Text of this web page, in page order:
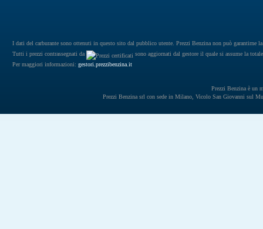
I dati del carburante sono ottenuti in questo sito dal pubblico utente. Prezzi Benzina non può garantirne
Tutti i prezzi contrassegnati da
sono aggiornati dal gestore il quale si assume la
Per maggiori informazioni: gestori.prezzibenzina.it
Prezzi Benzina è un
Prezzi Benzina srl con sede in Milano, Vicolo San Giovanni sul